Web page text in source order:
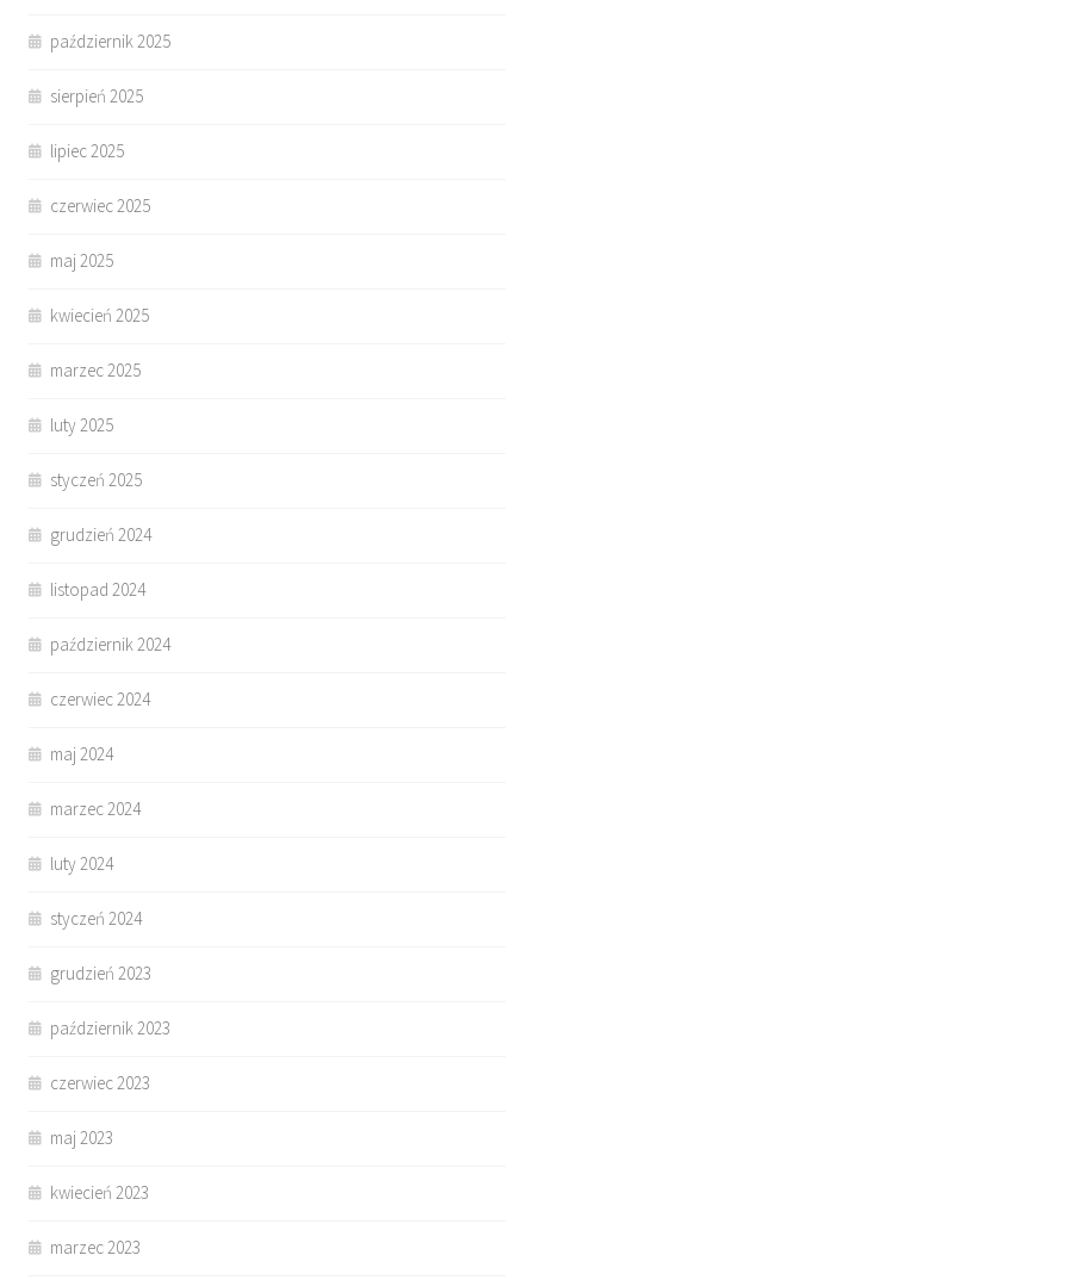
październik 2025
sierpień 2025
lipiec 2025
czerwiec 2025
maj 2025
kwiecień 2025
marzec 2025
luty 2025
styczeń 2025
grudzień 2024
listopad 2024
październik 2024
czerwiec 2024
maj 2024
marzec 2024
luty 2024
styczeń 2024
grudzień 2023
październik 2023
czerwiec 2023
maj 2023
kwiecień 2023
marzec 2023